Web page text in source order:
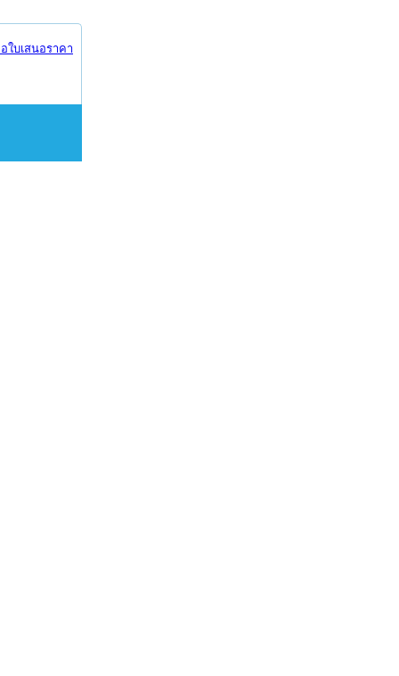
บเสนอราคา